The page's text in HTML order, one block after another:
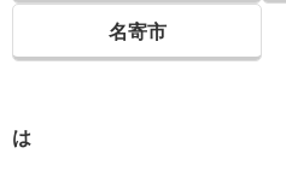
名寄市
は